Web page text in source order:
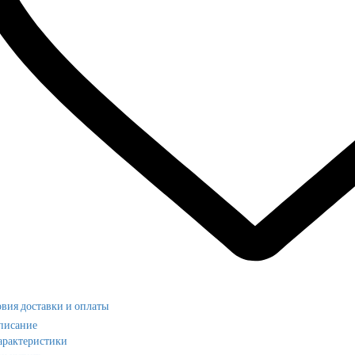
доставки и оплаты